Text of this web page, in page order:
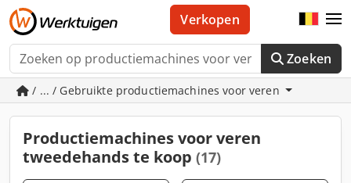
Zoeken
Verkopen
/ ... / Gebruikte productiemachines voor veren
Productiemachines voor veren
tweedehands te koop (17)